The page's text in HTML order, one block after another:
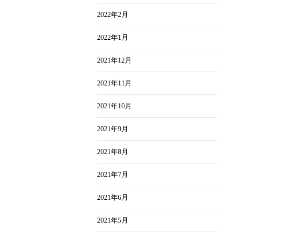
2022年2月
2022年1月
2021年12月
2021年11月
2021年10月
2021年9月
2021年8月
2021年7月
2021年6月
2021年5月